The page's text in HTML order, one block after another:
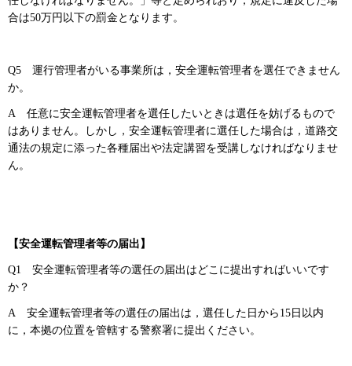
合は50万円以下の罰金となります。
Q5 運行管理者がいる事業所は，安全運転管理者を選任できません
か。
A 任意に安全運転管理者を選任したいときは選任を妨げるもので
はありません。しかし，安全運転管理者に選任した場合は，道路交
通法の規定に添った各種届出や法定講習を受講しなければなりませ
ん。
【安全運転管理者等の届出】
Q1 安全運転管理者等の選任の届出はどこに提出すればいいです
か？
A 安全運転管理者等の選任の届出は，選任した日から15日以内
に，本拠の位置を管轄する警察署に提出ください。